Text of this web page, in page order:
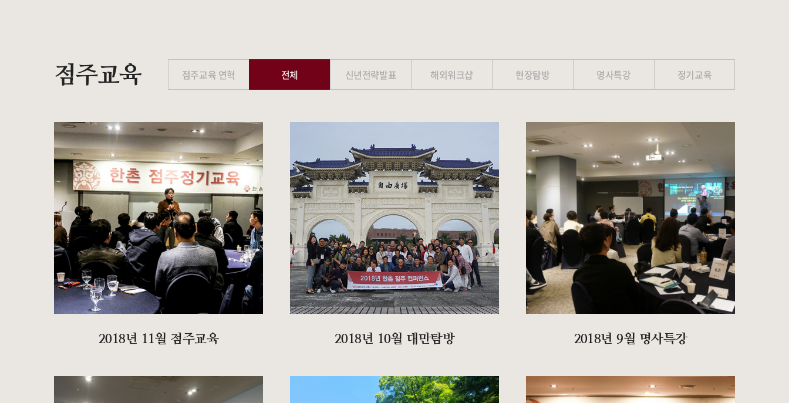
점주교육 점주교육 연혁 전체 신년전략발표 해외워크샵 현장탐방 명사특강 정기교육
2018년 11월 점주교육 2018년 10월 대만탐방 2018년 9월 명사특강